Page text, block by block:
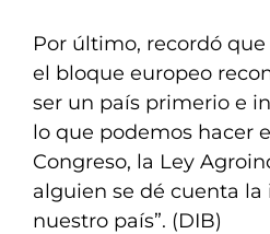
Por último, recordó
el bloque europeo
ser un país primerio e
lo que podemos hacer
Congreso, la Ley
alguien se dé cuenta
nuestro país”. (DIB)